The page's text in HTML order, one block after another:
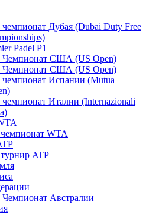
Дубая (Dubai Duty Free
Padel P1
США (US Open)
США (US Open)
Испании (Mutua
Италии (Internazionali
WTA
ATP
Австралии